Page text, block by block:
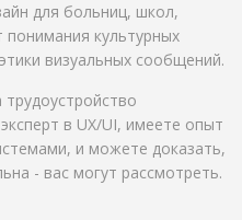
для больниц, школ,
понимания культурных
визуальных сообщений.
в UX/UI, имеете опыт
и можете доказать,
- вас могут рассмотреть.